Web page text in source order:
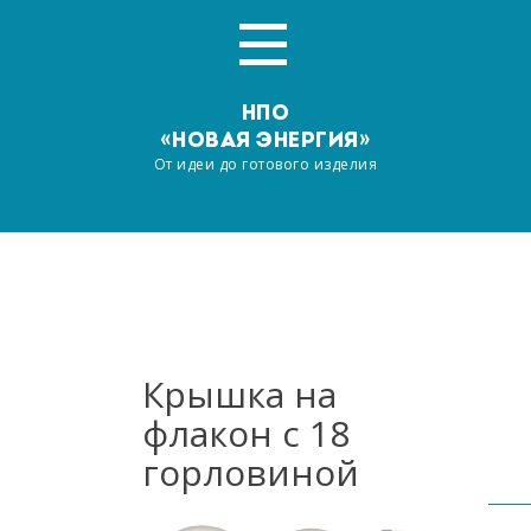
НПО
«НОВАЯ ЭНЕРГИЯ»
От идеи до готового изделия
Услуги
Производство
Крышка на
флакон с 18
горловиной